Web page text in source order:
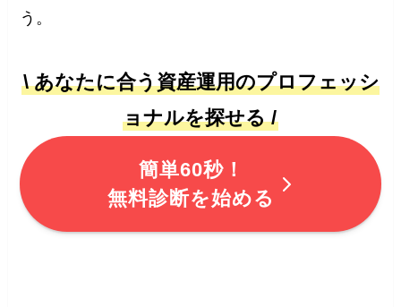
う。
\ あなたに合う資産運用のプロフェッシ
ョナルを探せる /
簡単60秒！
無料診断を始める